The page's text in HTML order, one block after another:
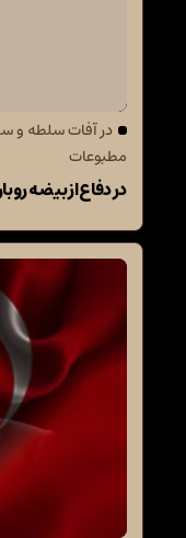
در آفات سلطه و
مطبوعات
در دفاع از بیضه